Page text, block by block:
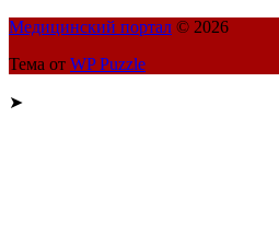
Медицинский портал © 2026
Тема от WP Puzzle
➤